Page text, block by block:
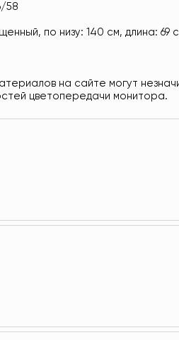
58
по низу: 140 см, длина: 69
на сайте могут
цветопередачи монитора.